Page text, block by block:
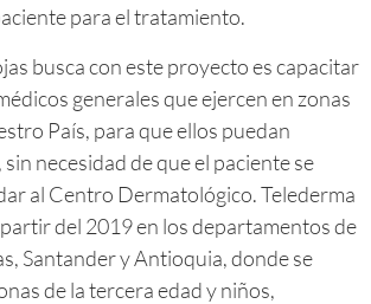
para el tratamiento.
busca con este proyecto es capacitar
generales que ejercen en zonas
País, para que ellos puedan
necesidad de que el paciente se
al Centro Dermatológico. Telederma
del 2019 en los departamentos de
Santander y Antioquia, donde se
de la tercera edad y niños,